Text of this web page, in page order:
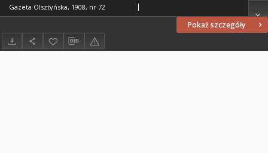
Pokaż szczegóły
Gazeta Olsztyńska, 1908, nr 72